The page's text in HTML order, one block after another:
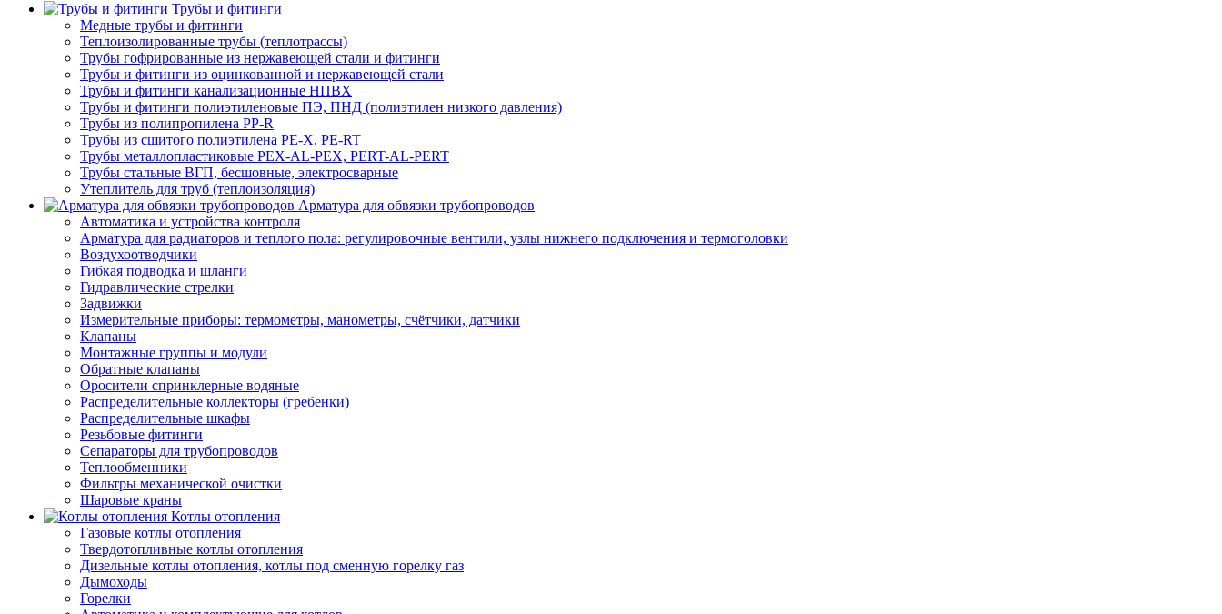
Трубы и фитинги
Медные трубы и фитинги
Теплоизолированные трубы (теплотрассы)
Трубы гофрированные из нержавеющей стали и фитинги
Трубы и фитинги из оцинкованной и нержавеющей стали
Трубы и фитинги канализационные НПВХ
Трубы и фитинги полиэтиленовые ПЭ, ПНД (полиэтилен низкого давления)
Трубы из полипропилена PP-R
Трубы из сшитого полиэтилена PE-X, PE-RT
Трубы металлопластиковые PEX-AL-PEX, PERT-AL-PERT
Трубы стальные ВГП, бесшовные, электросварные
Утеплитель для труб (теплоизоляция)
Арматура для обвязки трубопроводов
Автоматика и устройства контроля
Арматура для радиаторов и теплого пола: регулировочные вентили, узлы нижнего подключения и термоголовки
Воздухоотводчики
Гибкая подводка и шланги
Гидравлические стрелки
Задвижки
Измерительные приборы: термометры, манометры, счётчики, датчики
Клапаны
Монтажные группы и модули
Обратные клапаны
Оросители спринклерные водяные
Распределительные коллекторы (гребенки)
Распределительные шкафы
Резьбовые фитинги
Сепараторы для трубопроводов
Теплообменники
Фильтры механической очистки
Шаровые краны
Котлы отопления
Газовые котлы отопления
Твердотопливные котлы отопления
Дизельные котлы отопления, котлы под сменную горелку газ
Дымоходы
Горелки